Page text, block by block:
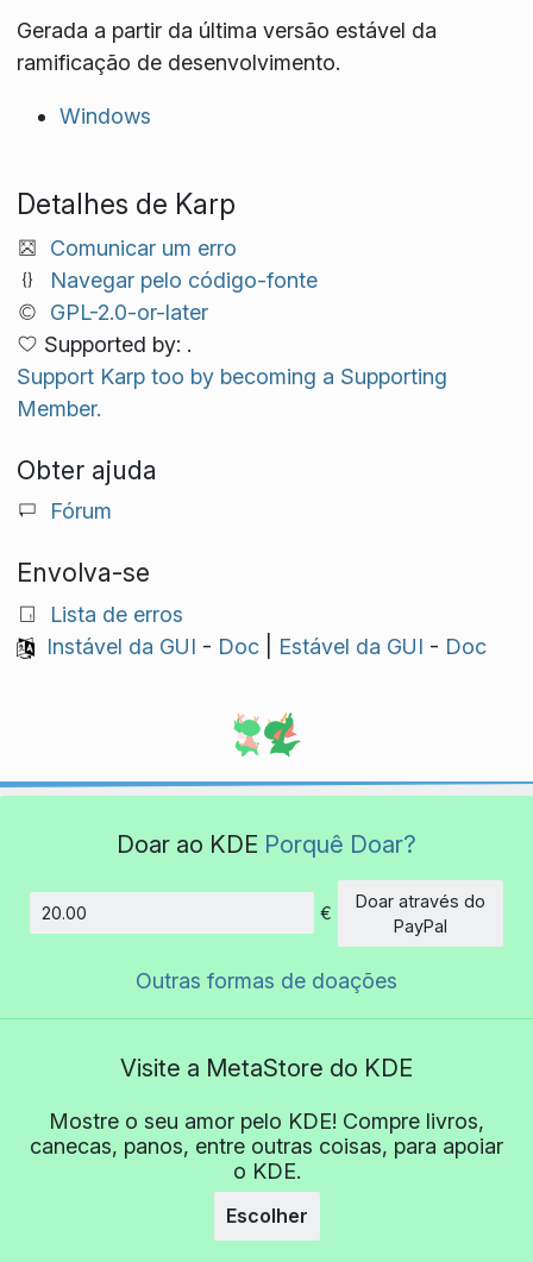
Gerada a partir da última versão estável da
ramificação de desenvolvimento.
Windows
Detalhes de Karp
Comunicar um erro
Navegar pelo código-fonte
GPL-2.0-or-later
Supported by: .
Support Karp too by becoming a Supporting
Member.
Obter ajuda
Fórum
Envolva-se
Lista de erros
Instável da GUI - Doc| Estável da GUI - Doc
Doar ao KDE Porquê Doar?
Montante
€
Doar através do
PayPal
Outras formas de doações
Visite a MetaStore do KDE
Mostre o seu amor pelo KDE! Compre livros,
canecas, panos, entre outras coisas, para apoiar
o KDE.
Escolher